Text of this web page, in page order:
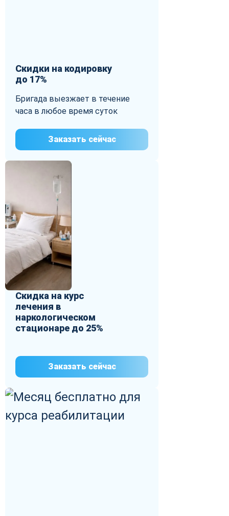
Скидки на кодировку
до 17%
Бригада выезжает в течение
часа в любое время суток
Заказать сейчас
Скидка на курс
лечения в
наркологическом
стационаре до 25%
Заказать сейчас